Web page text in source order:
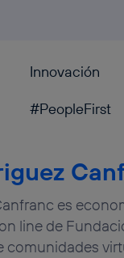
Innovación
#PeopleFirst
es
line de
comunidades